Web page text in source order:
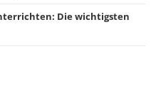
Die wichtigsten